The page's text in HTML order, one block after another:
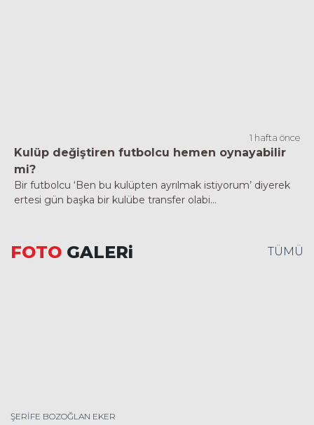
1 hafta önce
Kulüp değiştiren futbolcu hemen oynayabilir
mi?
Bir futbolcu ‘Ben bu kulüpten ayrılmak istiyorum’ diyerek
ertesi gün başka bir kulübe transfer olabi...
FOTO GALERi TÜMÜ
ŞERİFE BOZOĞLAN EKER